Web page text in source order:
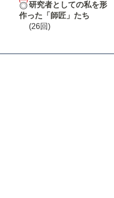
研究者としての私を形
作った「師匠」たち
(26回)